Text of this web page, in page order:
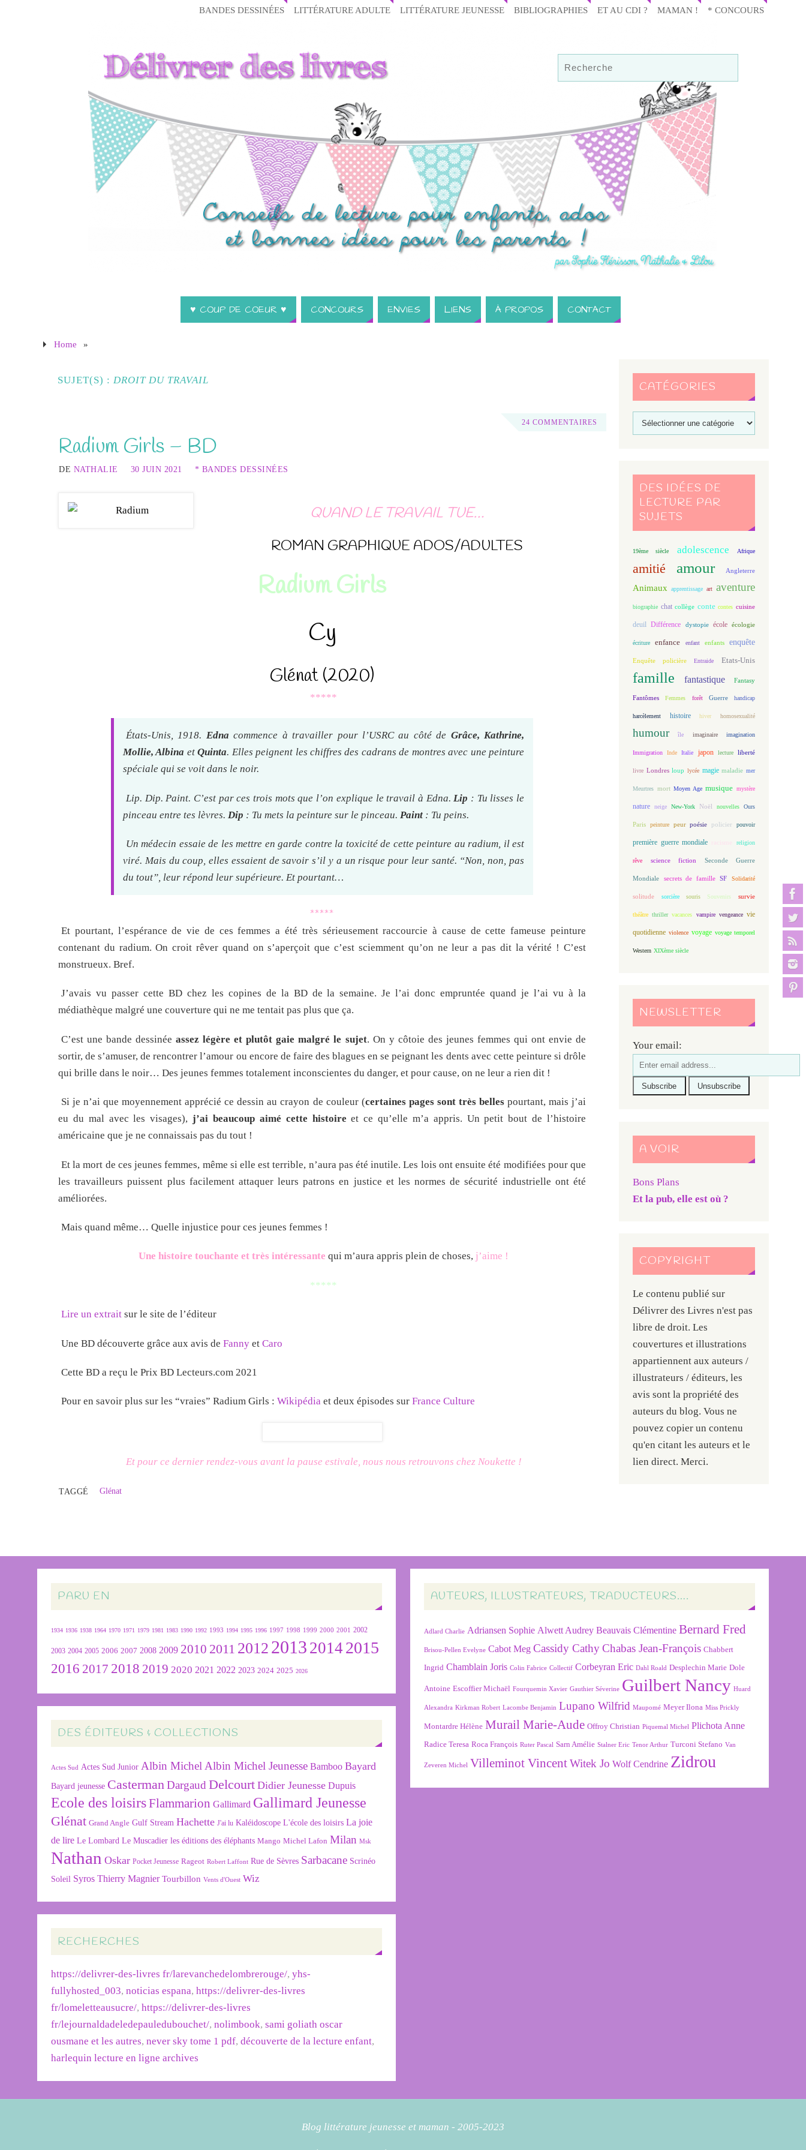
BANDES DESSINÉES LITTÉRATURE ADULTE LITTÉRATURE JEUNESSE BIBLIOGRAPHIES ET AU CDI ? MAMAN ! * CONCOURS
♥ COUP DE COEUR ♥ CONCOURS ENVIES LIENS À PROPOS CONTACT
Home »
SUJET(S) : DROIT DU TRAVAIL
24 COMMENTAIRES
Radium Girls – BD
DE NATHALIE 30 JUIN 2021 * BANDES DESSINÉES
QUAND LE TRAVAIL TUE…
ROMAN GRAPHIQUE ADOS/ADULTES
Radium Girls
Cy
Glénat (2020)
*****
États-Unis, 1918. Edna commence à travailler pour l’USRC au côté de Grâce, Kathrine,
Mollie, Albina etQuinta. Elles peignent les chiffres des cadrans de montres avec une peinture
spéciale qui se voit dans le noir.
Lip. Dip. Paint. C’est par ces trois mots que l’on explique le travail à Edna. Lip : Tu lisses le
pinceau entre tes lèvres. Dip : Tu mets la peinture sur le pinceau. Paint : Tu peins.
Un médecin essaie de les mettre en garde contre la toxicité de cette peinture au radium, il est
viré. Mais du coup, elles essaient de savoir s’il y a un risque pour leur santé. “Non, non, pas
du tout”, leur répond leur supérieure. Et pourtant…
*****
Et pourtant, l’espérance de vie de ces femmes a été très sérieusement raccourcie à cause de cette fameuse peinture
contenant du radium. On croit rêver quand on s’aperçoit que c’est sciemment qu’on ne leur a pas dit la vérité ! C’est
monstrueux. Bref.
J’avais vu passer cette BD chez les copines de la BD de la semaine. Je l’ai donc empruntée quand je l’ai vu à la
médiathèque malgré une couverture qui ne me tentait pas plus que ça.
C’est une bande dessinéeassez légère et plutôt gaie malgré le sujet. On y côtoie des jeunes femmes qui ont envie de
sortir, de s’amuser, de rencontrer l’amour ou encore de faire des blagues en se peignant les dents avec cette peinture si drôle
qui brille dans le noir… Des jeunes femmes totalement inconscientes du danger, et pour cause, on ne leur a rien dit !
Si je n’ai que moyennement apprécié ce dessin au crayon de couleur (certaines pages sont très bellespourtant, mais j’ai
eu du mal avec les visages),j’ai beaucoup aimé cette histoire et ce qu’elle m’a appris. Un petit bout de l’histoire
américaine que je ne connaissais pas du tout !
Et la mort de ces jeunes femmes, même si elle est terrible, n’aura pas été inutile. Les lois ont ensuite été modifiées pour que
les travailleurs puissent plus facilement attaquer leurs patrons en justice et les normes de sécurité industrielle ont été
améliorées.
Mais quand même… Quelle injustice pour ces jeunes femmes !
Une histoire touchante et très intéressante qui m’aura appris plein de choses, j’aime !
*****
Lire un extrait sur le site de l’éditeur
Une BD découverte grâce aux avis de Fanny et Caro
Cette BD a reçu le Prix BD Lecteurs.com 2021
Pour en savoir plus sur les “vraies” Radium Girls : Wikipédia et deux épisodes sur France Culture
Et pour ce dernier rendez-vous avant la pause estivale, nous nous retrouvons chez Noukette !
TAGGÉ Glénat
CATÉGORIES
DES IDÉES DE
LECTURE PAR
SUJETS
19ème siècle adolescence Afrique
amitié amour Angleterre
Animaux apprentissage art aventure
biographie chat collège conte contes cuisine
deuil Différence dystopie école écologie
écriture enfance enfant enfants enquête
Enquête policière Entraide Etats-Unis
famille fantastique Fantasy
Fantômes Femmes forêt Guerre handicap
harcèlement histoire hiver homosexualité
humour île imaginaire imagination
Immigration Inde Italie japon lecture liberté
livre Londres loup lycée magie maladie mer
Meurtres mort Moyen Age musique mystère
nature neige New-York Noël nouvelles Ours
Paris peinture peur poésie policier pouvoir
première guerre mondiale religion
rêve science fiction Seconde Guerre
Mondiale secrets de famille SF Solidarité
solitude sorcière souris Souvenirs survie
théâtre thriller vacances vampire vengeance vie
quotidienne violence voyage voyage temporel
Western XIXème siècle
NEWSLETTER
Your email:
A VOIR
Bons Plans
Et la pub, elle est où ?
COPYRIGHT
Le contenu publié sur
Délivrer des Livres n'est pas
libre de droit. Les
couvertures et illustrations
appartiennent aux auteurs /
illustrateurs / éditeurs, les
avis sont la propriété des
auteurs du blog. Vous ne
pouvez copier un contenu
qu'en citant les auteurs et le
lien direct. Merci.
PARU EN
1934 1936 1938 1964 1970 1971 1979 1981 1983 1990 1992 1993 1994 1995 1996 1997 1998 1999 2000 2001 2002
2003 2004 2005 2006 2007 2008 2009 2010 2011 2012 2013 2014 2015
2016 2017 2018 2019 2020 2021 2022 2023 2024 2025 2026
DES ÉDITEURS & COLLECTIONS
Actes Sud Actes Sud Junior Albin MichelAlbin Michel Jeunesse Bamboo Bayard
Bayard jeunesse CastermanDargaudDelcourt Didier Jeunesse Dupuis
Ecole des loisirsFlammarion Gallimard Gallimard Jeunesse
Glénat Grand Angle Gulf Stream Hachette J'ai lu Kaléidoscope L'école des loisirs La joie
de lire Le Lombard Le Muscadier les éditions des éléphants Mango Michel Lafon Milan Msk
Nathan Oskar Pocket Jeunesse Rageot Robert Laffont Rue de Sèvres Sarbacane Scrinéo
Soleil Syros Thierry Magnier Tourbillon Vents d'Ouest Wiz
RECHERCHES
https://delivrer-des-livres fr/larevanchedelombrerouge/,yhs-
fullyhosted_003,noticias espana,https://delivrer-des-livres
fr/lomeletteausucre/,https://delivrer-des-livres
fr/lejournaldadeledepauledubouchet/,nolimbook,sami goliath oscar
ousmane et les autres,never sky tome 1 pdf,découverte de la lecture enfant,
harlequin lecture en ligne archives
AUTEURS, ILLUSTRATEURS, TRADUCTEURS….
Adlard Charlie Adriansen Sophie Alwett Audrey Beauvais Clémentine Bernard Fred
Brisou-Pellen Evelyne Cabot Meg Cassidy Cathy Chabas Jean-François Chabbert
Ingrid Chamblain Joris Colin Fabrice Collectif Corbeyran Eric Dahl Roald Desplechin Marie Dole
Antoine Escoffier Michaël Fourquemin Xavier Gauthier Séverine Guilbert Nancy Huard
Alexandra Kirkman Robert Lacombe Benjamin Lupano Wilfrid Maupomé Meyer Ilona Miss Prickly
Montardre Hélène Murail Marie-Aude Offroy Christian Piquemal Michel Plichota Anne
Radice Teresa Roca François Ruter Pascal Sarn Amélie Stalner Eric Tenor Arthur Turconi Stefano Van
Zeveren Michel Villeminot Vincent Witek Jo Wolf Cendrine Zidrou
Blog littérature jeunesse et maman - 2005-2023